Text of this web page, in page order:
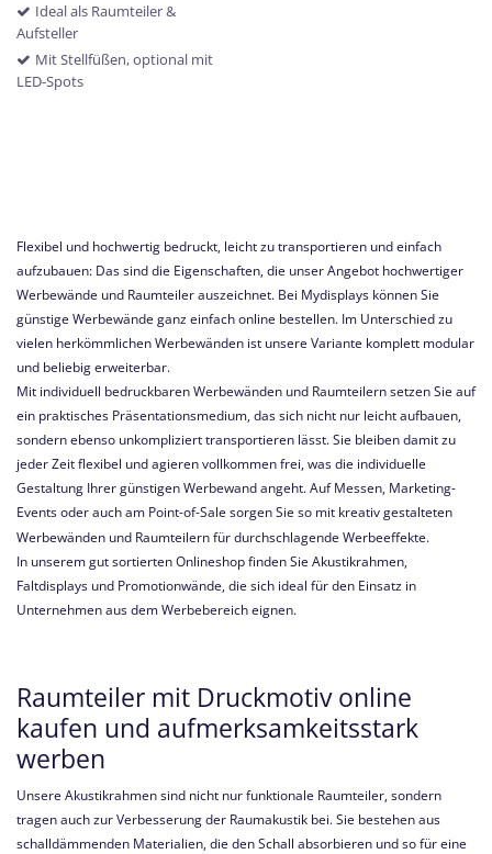
Ideal als Raumteiler &
Aufsteller
Mit Stellfüßen, optional mit
LED-Spots
Flexibel und hochwertig bedruckt, leicht zu transportieren und einfach
aufzubauen: Das sind die Eigenschaften, die unser Angebot hochwertiger
Werbewände und Raumteiler auszeichnet. Bei Mydisplays können Sie
günstige Werbewände ganz einfach online bestellen. Im Unterschied zu
vielen herkömmlichen Werbewänden ist unsere Variante komplett modular
und beliebig erweiterbar.
Mit individuell bedruckbaren Werbewänden und Raumteilern setzen Sie auf
ein praktisches Präsentationsmedium, das sich nicht nur leicht aufbauen,
sondern ebenso unkompliziert transportieren lässt. Sie bleiben damit zu
jeder Zeit flexibel und agieren vollkommen frei, was die individuelle
Gestaltung Ihrer günstigen Werbewand angeht. Auf Messen, Marketing-
Events oder auch am Point-of-Sale sorgen Sie so mit kreativ gestalteten
Werbewänden und Raumteilern für durchschlagende Werbeeffekte.
In unserem gut sortierten Onlineshop finden Sie Akustikrahmen,
Faltdisplays und Promotionwände, die sich ideal für den Einsatz in
Unternehmen aus dem Werbebereich eignen.
Raumteiler mit Druckmotiv online
kaufen und aufmerksamkeitsstark
werben
Unsere Akustikrahmen sind nicht nur funktionale Raumteiler, sondern
tragen auch zur Verbesserung der Raumakustik bei. Sie bestehen aus
schalldämmenden Materialien, die den Schall absorbieren und so für eine